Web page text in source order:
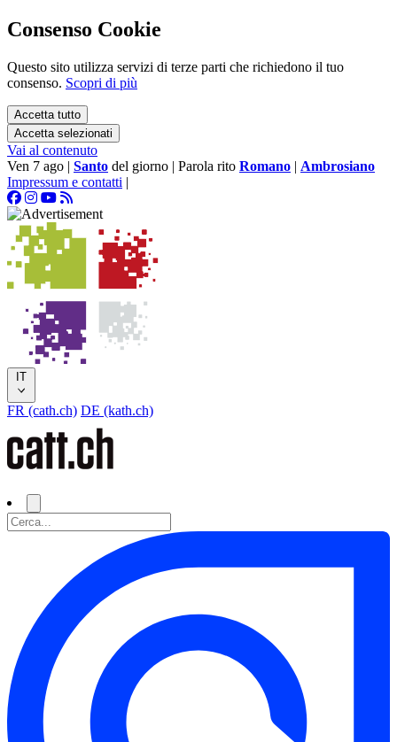
Consenso Cookie
Questo sito utilizza servizi di terze parti che richiedono il tuo
consenso. Scopri di più
Accetta tutto
Accetta selezionati
Vai al contenuto
Ven 7 ago | Santo del giorno | Parola rito Romano | Ambrosiano
Impressum e contatti |
IT
FR (cath.ch) DE (kath.ch)